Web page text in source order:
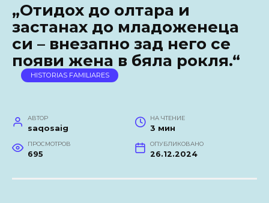
„Отидох до олтара и
застанах до младоженеца
си – внезапно зад него се
появи жена в бяла рокля.“
HISTORIAS FAMILIARES
АВТОР
saqosaig
НА ЧТЕНИЕ
3 мин
ПРОСМОТРОВ
695
ОПУБЛИКОВАНО
26.12.2024